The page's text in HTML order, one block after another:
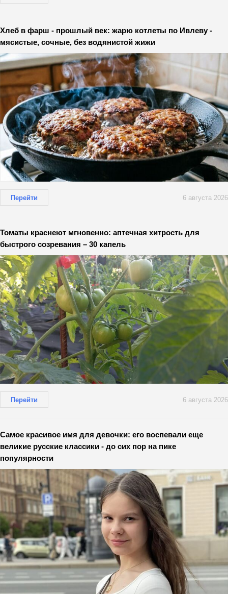
Хлеб в фарш - прошлый век: жарю котлеты по Ивлеву -
мясистые, сочные, без водянистой жижи
Перейти 6 августа 2026
Томаты краснеют мгновенно: аптечная хитрость для
быстрого созревания – 30 капель
Перейти 6 августа 2026
Самое красивое имя для девочки: его воспевали еще
великие русские классики - до сих пор на пике
популярности